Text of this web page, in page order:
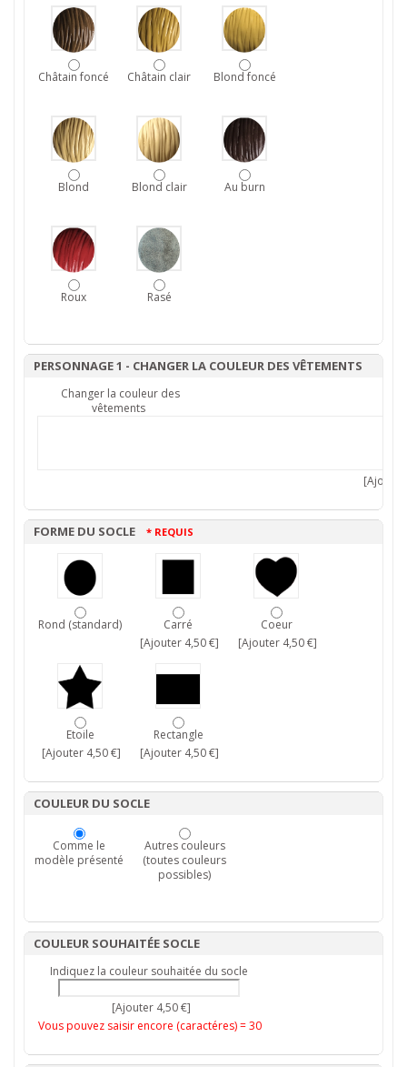
Châtain foncé Châtain clair Blond foncé
Blond Blond clair Au burn
Roux Rasé
PERSONNAGE 1 - CHANGER LA COULEUR DES VÊTEMENTS
Changer la couleur des
vêtements
FORME DU SOCLE * REQUIS
Rond (standard)
Carré
[Ajouter 4,50 €]
Coeur
[Ajouter 4,50 €]
Etoile
[Ajouter 4,50 €]
Rectangle
[Ajouter 4,50 €]
COULEUR DU SOCLE
Comme le
modèle présenté
Autres couleurs
(toutes couleurs
possibles)
COULEUR SOUHAITÉE SOCLE
Indiquez la couleur souhaitée du socle
[Ajouter 4,50 €]
Vous pouvez saisir encore (caractéres) =30